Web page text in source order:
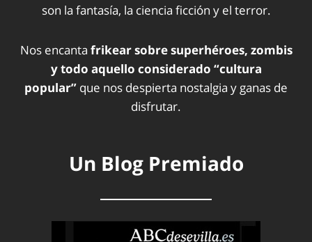
son la fantasía, la ciencia ficción y el terror.
Nos encanta frikear sobre superhéroes, zombis
y todo aquello considerado “cultura
popular” que nos despierta nostalgia y ganas de
disfrutar.
Un Blog Premiado